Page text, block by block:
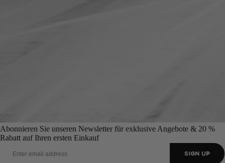
Abonnieren Sie unseren Newsletter für exklusive Angebote & 20 %
Rabatt auf Ihren ersten Einkauf
SIGN UP